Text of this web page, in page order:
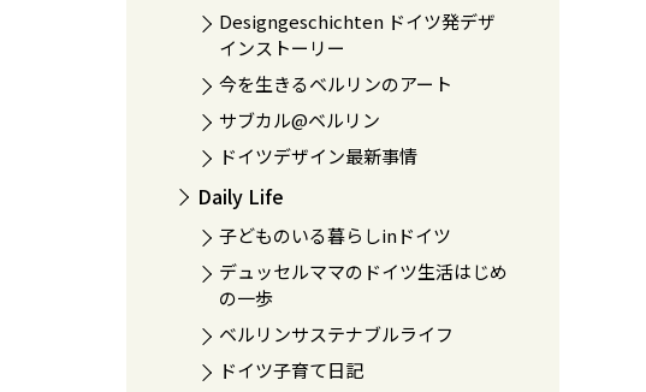
Designgeschichten ドイツ発デザ
インストーリー
今を生きるベルリンのアート
サブカル@ベルリン
ドイツデザイン最新事情
Daily Life
子どものいる暮らしinドイツ
デュッセルママのドイツ生活はじめ
の一歩
ベルリンサステナブルライフ
ドイツ子育て日記